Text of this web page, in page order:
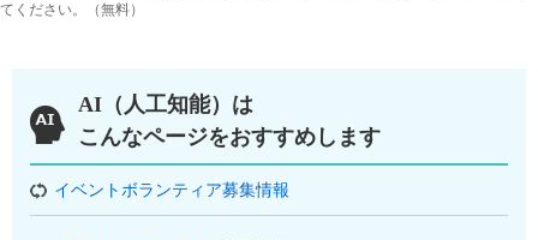
てください。（無料）
AI（人工知能）は
こんなページをおすすめします
イベントボランティア募集情報